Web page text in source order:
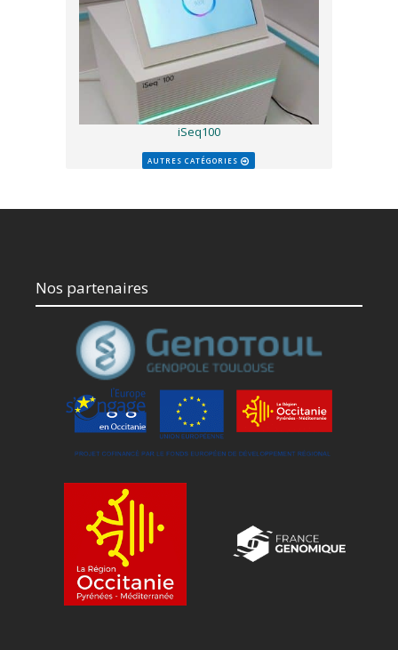
iSeq100
AUTRES CATÉGORIES
Nos partenaires